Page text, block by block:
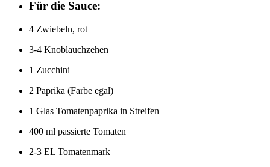
Für die Sauce:
4 Zwiebeln, rot
3-4 Knoblauchzehen
1 Zucchini
2 Paprika (Farbe egal)
1 Glas Tomatenpaprika in Streifen
400 ml passierte Tomaten
2-3 EL Tomatenmark